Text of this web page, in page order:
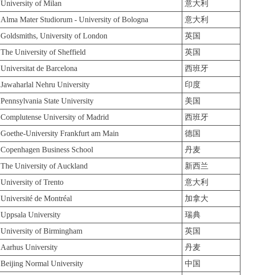
University of Milan
意大利
Alma Mater Studiorum - University of Bologna
意大利
Goldsmiths, University of London
英国
The University of Sheffield
英国
Universitat de Barcelona
西班牙
Jawaharlal Nehru University
印度
Pennsylvania State University
美国
Complutense University of Madrid
西班牙
Goethe-University Frankfurt am Main
德国
Copenhagen Business School
丹麦
The University of Auckland
新西兰
University of Trento
意大利
Université de Montréal
加拿大
Uppsala University
瑞典
University of Birmingham
英国
Aarhus University
丹麦
Beijing Normal University 中国